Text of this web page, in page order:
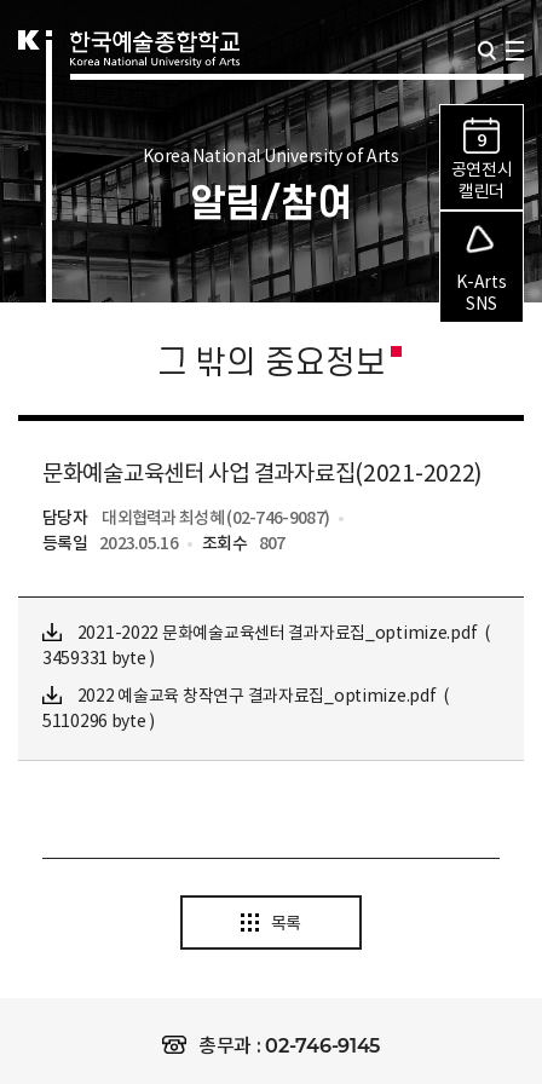
9
공연전시
캘린더
K-Arts
SNS
Korea National University of Arts
알림/참여
그 밖의 중요정보
문화예술교육센터 사업 결과자료집(2021-2022)
담당자
대외협력과 최성혜 (02-746-9087)
등록일
2023.05.16 조회수 807
2021-2022 문화예술교육센터 결과자료집_optimize.pdf (
3459331 byte )
2022 예술교육 창작연구 결과자료집_optimize.pdf (
5110296 byte )
목록
총무과 :02-746-9145